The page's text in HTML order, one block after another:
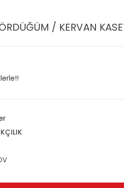
/ KERVAN